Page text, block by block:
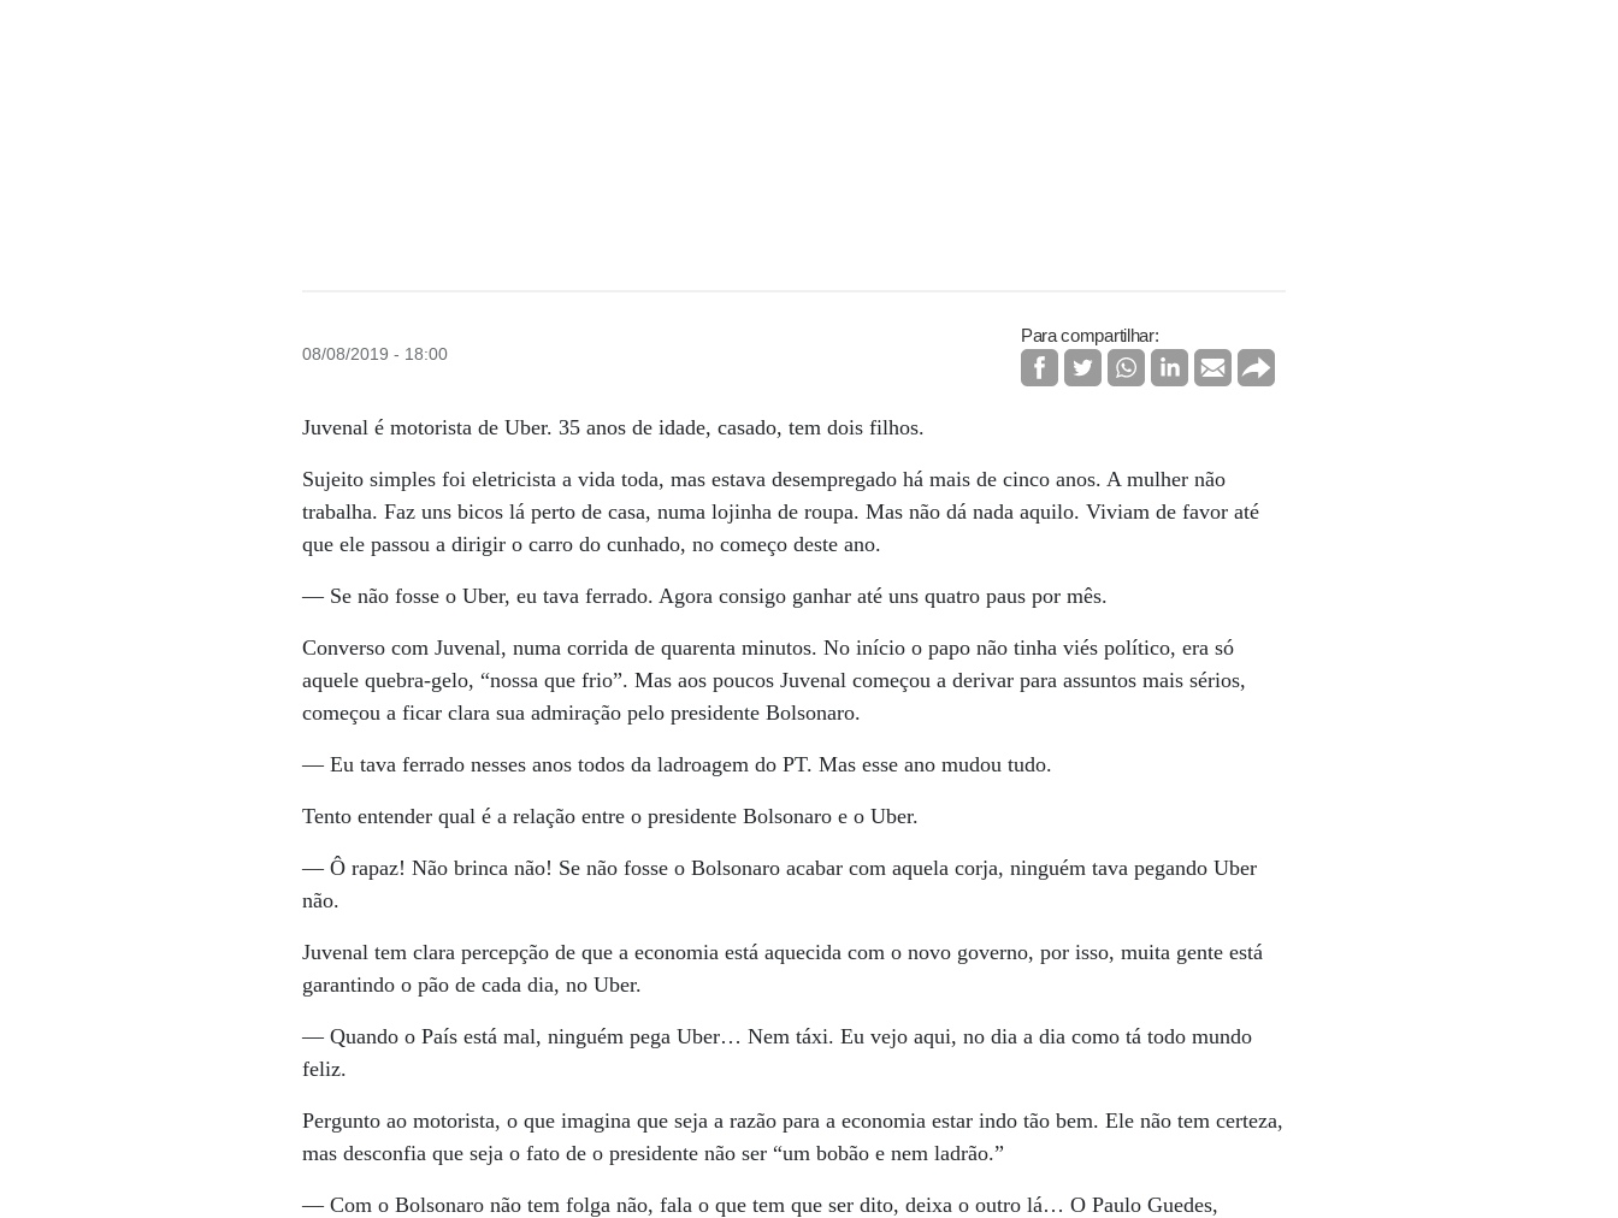
08/08/2019 - 18:00
Para compartilhar:
Juvenal é motorista de Uber. 35 anos de idade, casado, tem dois filhos.
Sujeito simples foi eletricista a vida toda, mas estava desempregado há mais de cinco anos. A mulher não
trabalha. Faz uns bicos lá perto de casa, numa lojinha de roupa. Mas não dá nada aquilo. Viviam de favor até
que ele passou a dirigir o carro do cunhado, no começo deste ano.
— Se não fosse o Uber, eu tava ferrado. Agora consigo ganhar até uns quatro paus por mês.
Converso com Juvenal, numa corrida de quarenta minutos. No início o papo não tinha viés político, era só
aquele quebra-gelo, “nossa que frio”. Mas aos poucos Juvenal começou a derivar para assuntos mais sérios,
começou a ficar clara sua admiração pelo presidente Bolsonaro.
— Eu tava ferrado nesses anos todos da ladroagem do PT. Mas esse ano mudou tudo.
Tento entender qual é a relação entre o presidente Bolsonaro e o Uber.
— Ô rapaz! Não brinca não! Se não fosse o Bolsonaro acabar com aquela corja, ninguém tava pegando Uber
não.
Juvenal tem clara percepção de que a economia está aquecida com o novo governo, por isso, muita gente está
garantindo o pão de cada dia, no Uber.
— Quando o País está mal, ninguém pega Uber… Nem táxi. Eu vejo aqui, no dia a dia como tá todo mundo
feliz.
Pergunto ao motorista, o que imagina que seja a razão para a economia estar indo tão bem. Ele não tem certeza,
mas desconfia que seja o fato de o presidente não ser “um bobão e nem ladrão.”
— Com o Bolsonaro não tem folga não, fala o que tem que ser dito, deixa o outro lá… O Paulo Guedes,